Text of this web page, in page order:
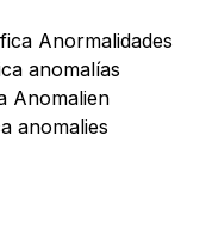
Anormalidades
anomalías
Anomalien
anomalies